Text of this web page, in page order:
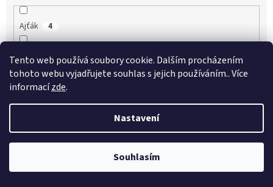
Tento web používá soubory cookie. Dalším procházením
tohoto webu vyjadřujete souhlas s jejich používáním.. Více
informacízde.
Nastavení
Souhlasím
Ajťák 4
Architekt
Automechanik
Cukrářka 0
Dřevorubec 2